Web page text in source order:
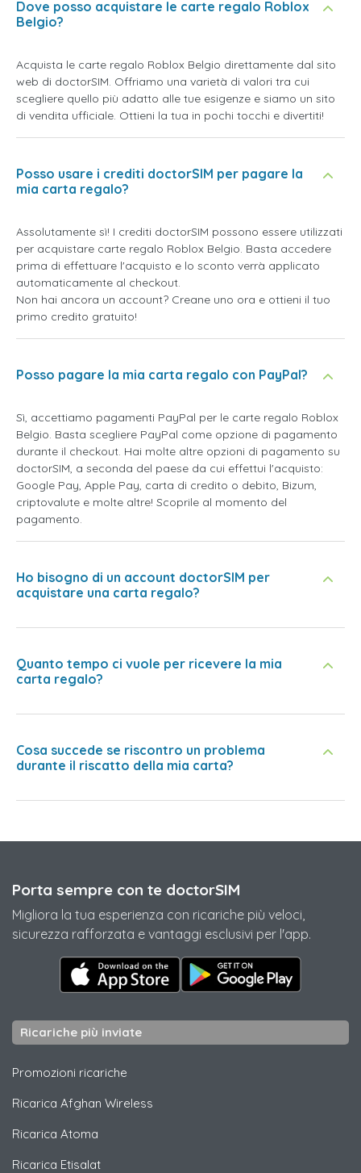
Dove posso acquistare le carte regalo Roblox
Belgio?
Acquista le carte regalo Roblox Belgio direttamente dal sito
web di doctorSIM. Offriamo una varietà di valori tra cui
scegliere quello più adatto alle tue esigenze e siamo un sito
di vendita ufficiale. Ottieni la tua in pochi tocchi e divertiti!
Posso usare i crediti doctorSIM per pagare la
mia carta regalo?
Assolutamente sì! I crediti doctorSIM possono essere utilizzati
per acquistare carte regalo Roblox Belgio. Basta accedere
prima di effettuare l'acquisto e lo sconto verrà applicato
automaticamente al checkout.
Non hai ancora un account? Creane uno ora e ottieni il tuo
primo credito gratuito!
Posso pagare la mia carta regalo con PayPal?
Sì, accettiamo pagamenti PayPal per le carte regalo Roblox
Belgio. Basta scegliere PayPal come opzione di pagamento
durante il checkout. Hai molte altre opzioni di pagamento su
doctorSIM, a seconda del paese da cui effettui l'acquisto:
Google Pay, Apple Pay, carta di credito o debito, Bizum,
criptovalute e molte altre! Scoprile al momento del
pagamento.
Ho bisogno di un account doctorSIM per
acquistare una carta regalo?
Quanto tempo ci vuole per ricevere la mia
carta regalo?
Cosa succede se riscontro un problema
durante il riscatto della mia carta?
Porta sempre con te doctorSIM
Migliora la tua esperienza con ricariche più veloci,
sicurezza rafforzata e vantaggi esclusivi per l'app.
Ricariche più inviate
Promozioni ricariche
Ricarica Afghan Wireless
Ricarica Atoma
Ricarica Etisalat